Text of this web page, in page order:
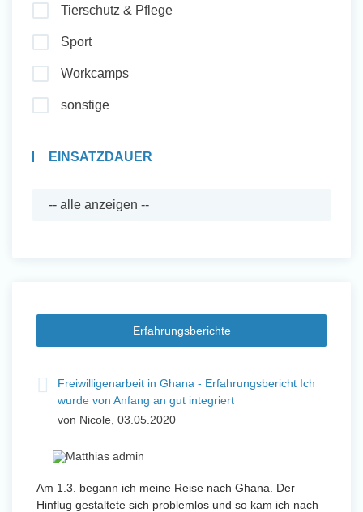
Tierschutz & Pflege
Sport
Workcamps
sonstige
EINSATZDAUER
Erfahrungsberichte
Freiwilligenarbeit in Ghana - Erfahrungsbericht Ich
wurde von Anfang an gut integriert
von Nicole, 03.05.2020
Am 1.3. begann ich meine Reise nach Ghana. Der
Hinflug gestaltete sich problemlos und so kam ich nach